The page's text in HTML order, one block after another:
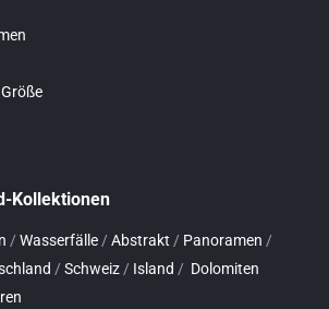
Kollektionen
/ Wasserfälle / Abstrakt / Panoramen /
/ Schweiz / Island / Dolomiten